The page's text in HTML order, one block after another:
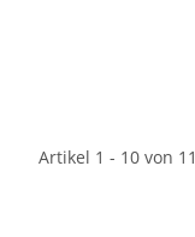
Artikel 1 - 10 von 11